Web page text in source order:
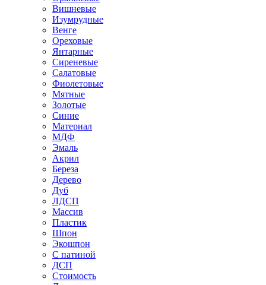
Вишневые
Изумрудные
Венге
Ореховые
Янтарные
Сиреневые
Салатовые
Фиолетовые
Мятные
Золотые
Синие
Материал
МДФ
Эмаль
Акрил
Береза
Дерево
Дуб
ЛДСП
Массив
Пластик
Шпон
Экошпон
С патиной
ДСП
Стоимость